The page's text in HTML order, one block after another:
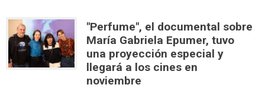
"Perfume", el documental sobre
María Gabriela Epumer, tuvo
una proyección especial y
llegará a los cines en
noviembre